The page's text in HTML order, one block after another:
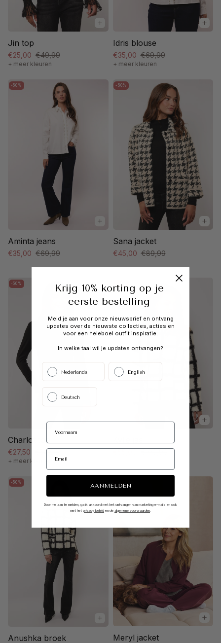
Jin top
€25,00 €49,99
+ meer kleuren
Idris blouse
€35,00 €69,99
+ meer kleuren
-50%
Aminta jeans
€35,00 €69,99
-50%
Sana jacket
€45,00 €89,99
-50%
Charlot top
€27,50 €54,99
+ meer kleuren
-50%
-50%
Anushka broek Meryl jacket
Krijg 10% korting op je
eerste bestelling
Meld je aan voor onze nieuwsbrief en ontvang
updates over de nieuwste collecties, acties en
voor een heleboel outfit inspiratie.
In welke taal wil je updates ontvangen?
Nederlands English
Deutsch
AANMELDEN
Door me aan te melden, ga ik akkoord met het ontvangen van marketing e-mails en ook
met het privacy beleid en de algemene voorwaarden